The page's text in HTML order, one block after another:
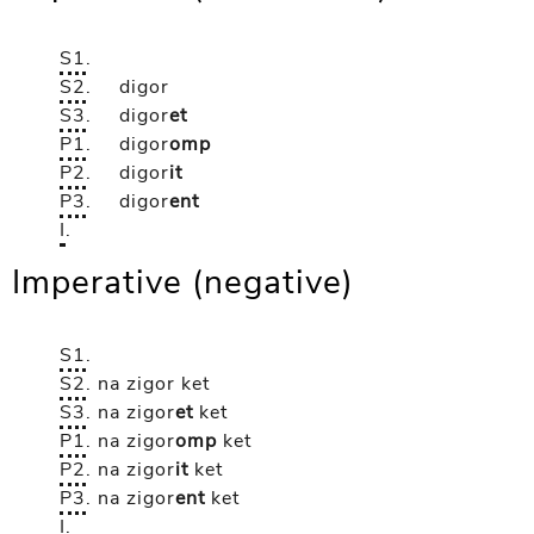
S1.
S2.
digor
S3. digoret
P1. digoromp
P2. digorit
P3. digorent
I.
Imperative (negative)
S1.
S2. na zigor ket
S3. na zigoret ket
P1. na zigoromp ket
P2. na zigorit ket
P3. na zigorent ket
I.